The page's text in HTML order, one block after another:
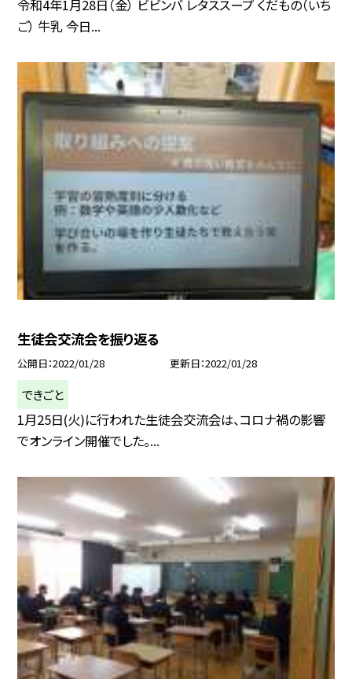
令和4年1月28日（金） ビビンバ レタススープ くだもの（いち
ご） 牛乳 今日...
生徒会交流会を振り返る
公開日 2022/01/28 更新日 2022/01/28
できごと
1月25日(火)に行われた生徒会交流会は、コロナ禍の影響
でオンライン開催でした。...